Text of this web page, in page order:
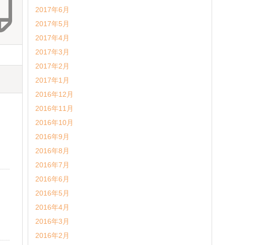
2017年6月
2017年5月
2017年4月
2017年3月
2017年2月
2017年1月
2016年12月
2016年11月
2016年10月
2016年9月
2016年8月
2016年7月
2016年6月
2016年5月
2016年4月
2016年3月
2016年2月